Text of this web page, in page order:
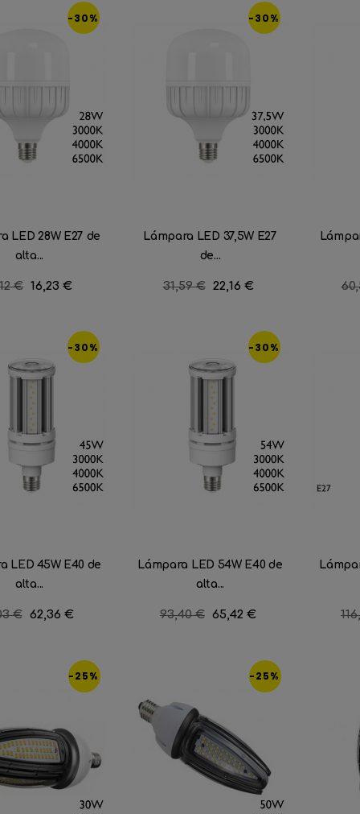
-30%
LED 28W E27 de
alta...
€ Precio
16,23 €
-30%
Lámpara LED 37,5W E27
de...
Precio
31,59 € Precio
22,16 €
-30%
LED 45W E40 de
alta...
€ Precio
62,36 €
-30%
Lámpara LED 54W E40 de
alta...
Precio
93,40 € Precio
65,42 €
-25% -25%